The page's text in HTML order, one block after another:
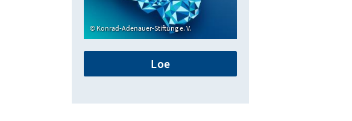
Konrad-Adenauer-Stiftung e. V.
Loe